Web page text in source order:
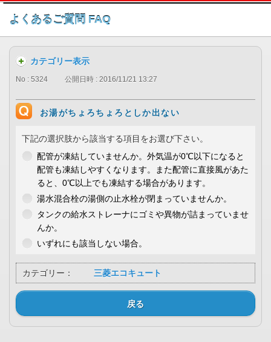
このページの本文へ
よくあるご質問 FAQ
カテゴリー表示
No : 5324 公開日時 : 2016/11/21 13:27
お湯がちょろちょろとしか出ない
下記の選択肢から該当する項目をお選び下さい。
配管が凍結していませんか。外気温が0℃以下になると
配管も凍結しやすくなります。また配管に直接風があた
ると、0℃以上でも凍結する場合があります。
湯水混合栓の湯側の止水栓が閉まっていませんか。
タンクの給水ストレーナにゴミや異物が詰まっていませ
んか。
いずれにも該当しない場合。
カテゴリー： 三菱エコキュート
戻る